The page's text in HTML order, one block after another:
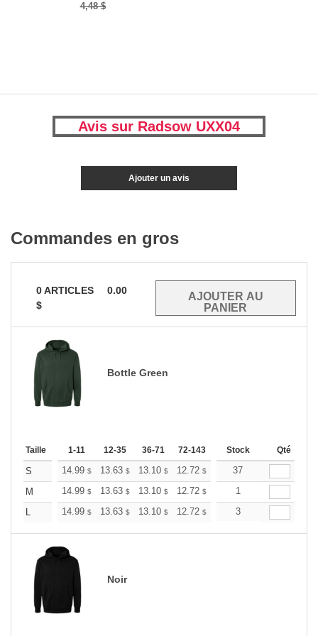
4,48 $
Avis sur Radsow UXX04
Ajouter un avis
Commandes en gros
0ARTICLES
0.00
$
Bottle Green
Taille 1-11 12-35 36-71 72-143 144-287 288 +
Stock Qté
S 14.99 $ 13.63 $ 13.10 $ 12.72 $ 12.35$
37
M
14.99 $ 13.63 $ 13.10 $ 12.72 $ 12.351
L
14.99 $ 13.63 $ 13.10 $ 12.72 $ 12.35
3
Noir